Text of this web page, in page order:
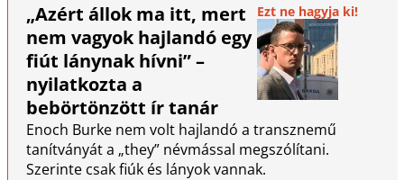
„Azért állok ma itt, mert
nem vagyok hajlandó egy
fiút lánynak hívni” –
nyilatkozta a
bebörtönzött ír tanár
Ezt ne hagyja ki!
Enoch Burke nem volt hajlandó a transznemű
tanítványát a „they” névmással megszólítani.
Szerinte csak fiúk és lányok vannak.